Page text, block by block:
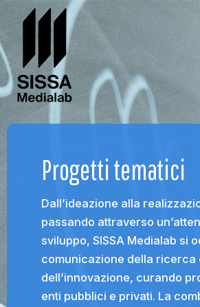
Progetti tematici
Dall’ideazione alla
passando attraverso
sviluppo, SISSA Medialab si
comunicazione della ricerca
dell’innovazione, curando
enti pubblici e privati. La